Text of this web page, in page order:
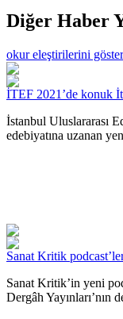
Diğer Haber
okur eleştirilerini
İTEF 2021’de konuk
İstanbul Uluslararası
edebiyatına uzanan
Sanat Kritik
Sanat Kritik’in yeni
Dergâh Yayınları’nın